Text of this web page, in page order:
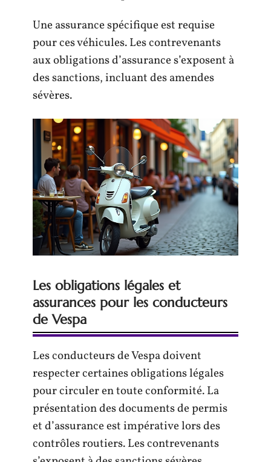
Une assurance spécifique est requise
pour ces véhicules. Les contrevenants
aux obligations d’assurance s’exposent à
des sanctions, incluant des amendes
sévères.
Les obligations légales et
assurances pour les conducteurs
de Vespa
Les conducteurs de Vespa doivent
respecter certaines obligations légales
pour circuler en toute conformité. La
présentation des documents de permis
et d’assurance est impérative lors des
contrôles routiers. Les contrevenants